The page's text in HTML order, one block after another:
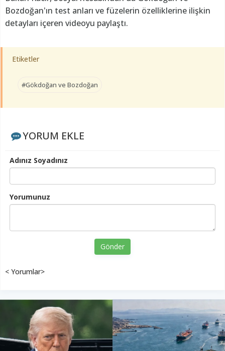
Bozdoğan'ın test anları ve füzelerin özelliklerine ilişkin
detayları içeren videoyu paylaştı.
Etiketler
#Gökdoğan ve Bozdoğan
YORUM EKLE
Adınız Soyadınız
Yorumunuz
Gönder
< Yorumlar>